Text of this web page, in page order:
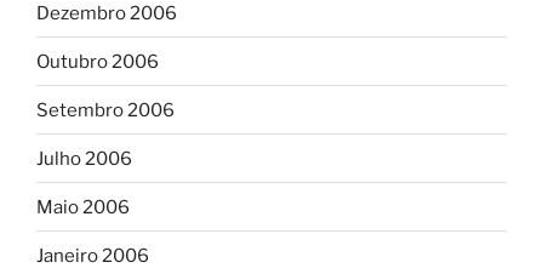
Dezembro 2006
Outubro 2006
Setembro 2006
Julho 2006
Maio 2006
Janeiro 2006